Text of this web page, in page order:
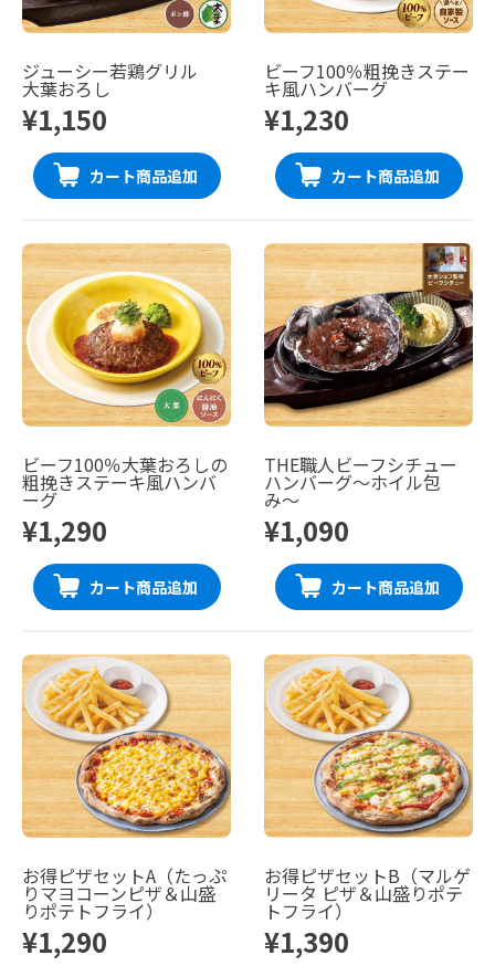
ジューシー若鶏グリル
大葉おろし
¥1,150
カート商品追加
ビーフ100％粗挽きステー
キ風ハンバーグ
¥1,230
カート商品追加
ビーフ100％大葉おろしの
粗挽きステーキ風ハンバ
ーグ
¥1,290
カート商品追加
THE職人ビーフシチュー
ハンバーグ〜ホイル包
み〜
¥1,090
カート商品追加
お得ピザセットA（たっぷ
りマヨコーンピザ＆山盛
りポテトフライ）
¥1,290
お得ピザセットB（マルゲ
リータ ピザ＆山盛りポテ
トフライ）
¥1,390